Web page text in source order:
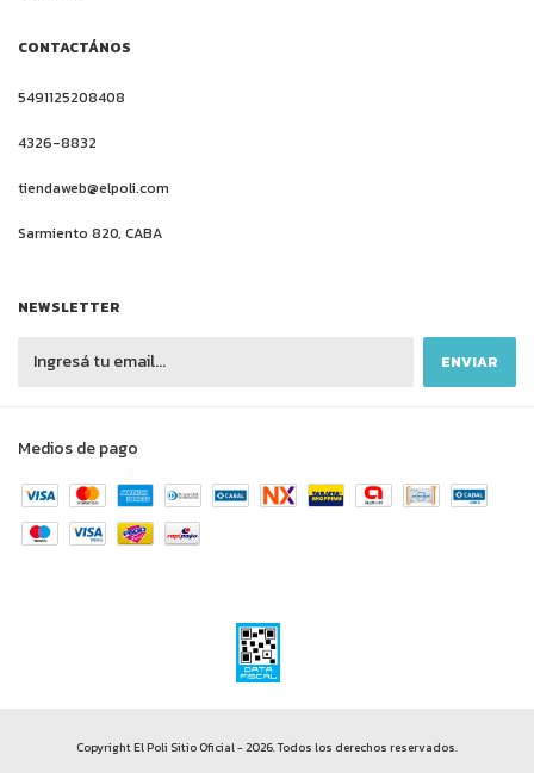
CONTACTÁNOS
5491125208408
4326-8832
tiendaweb@elpoli.com
Sarmiento 820, CABA
NEWSLETTER
Medios de pago
Copyright El Poli Sitio Oficial - 2026. Todos los derechos reservados.